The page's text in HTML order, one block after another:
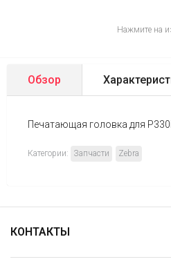
Нажмите на
Обзор
Печатающая головка для P330i
Категории: Запчасти Zebra
КОНТАКТЫ